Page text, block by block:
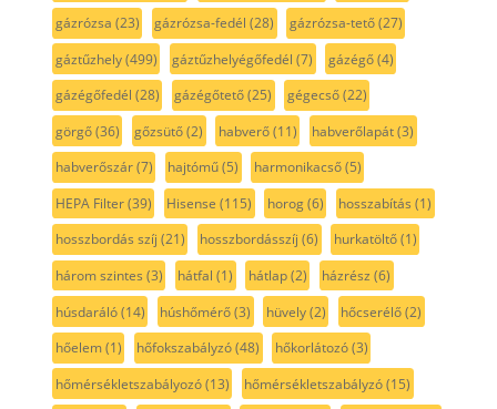
gázrózsa (23) gázrózsa-fedél (28) gázrózsa-tető(27)
gáztűzhely(499) gáztűzhelyégőfedél (7) gázégő(4)
gázégőfedél (28) gázégőtető(25) gégecső(22)
görgő(36) gőzsütő(2) habverő(11) habverőlapát(3)
habverőszár(7) hajtómű(5) harmonikacső(5)
HEPA Filter(39) Hisense (115) horog(6) hosszabítás (1)
hosszbordás szíj (21) hosszbordásszíj (6) hurkatöltő(1)
három szintes (3) hátfal (1) hátlap(2) házrész (6)
húsdaráló(14) húshőmérő(3) hüvely(2) hőcserélő(2)
hőelem(1) hőfokszabályzó(48) hőkorlátozó(3)
hőmérsékletszabályozó(13) hőmérsékletszabályzó(15)